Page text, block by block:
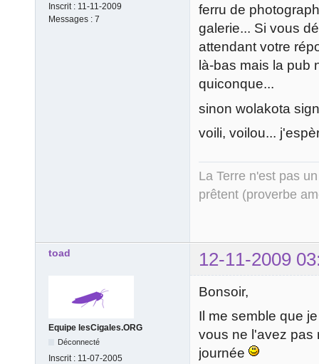
Inscrit : 11-11-2009
Messages : 7
ferru de
galerie... Si vous
attendant votre
là-bas mais la pub
quiconque...
sinon wolakota
voili, voilou...
La Terre n'est pas
prêtent (proverbe
toad 12-11-2009
Equipe lesCigales.ORG
Déconnecté
Inscrit : 11-07-2005
Bonsoir,
Il me semble que
vous ne l'avez pas
journée